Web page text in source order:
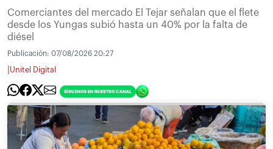
Comerciantes del mercado El Tejar señalan que el flete
desde los Yungas subió hasta un 40% por la falta de
diésel
Publicación: 07/08/2026 20:27
Unitel Digital